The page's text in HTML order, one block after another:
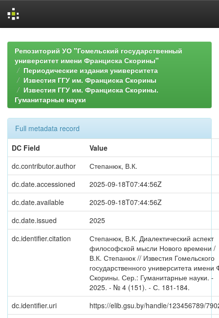
navigationРепозиторий УО "Гомельский государственный
университет имени Франциска Скорины"
Периодические издания университета
Известия ГГУ им. Франциска Скорины
Известия ГГУ им. Франциска Скорины.
Гуманитарные науки
Full metadata record
DC Field
Value
dc.contributor.author
Степанюк, В.К.
dc.date.accessioned
2025-09-18T07:44:56Z
dc.date.available
2025-09-18T07:44:56Z
dc.date.issued
2025
dc.identifier.citation
Степанюк, В.К. Диалектический аспект
философской мысли Нового времени /
В.К. Степанюк // Известия Гомельского
государственного университета имени
Скорины. Сер.: Гуманитарные науки. -
2025. - № 4 (151). - С. 181-184.
dc.identifier.uri
https://elib.gsu.by/handle/123456789/